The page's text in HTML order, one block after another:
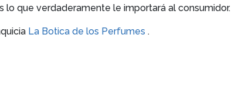
lo que verdaderamente le importará al consumidor.
La Botica de los Perfumes .